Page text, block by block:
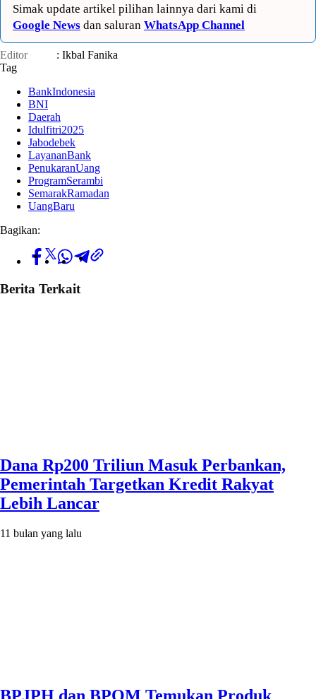
Simak update artikel pilihan lainnya dari kami di
Google News dan saluran WhatsApp Channel
Editor
: Ikbal Fanika
Tag
BankIndonesia
BNI
Daerah
Idulfitri2025
Jabodebek
LayananBank
PenukaranUang
ProgramSerambi
SemarakRamadan
UangBaru
Bagikan:
Berita Terkait
Dana Rp200 Triliun Masuk Perbankan,
Pemerintah Targetkan Kredit Rakyat
Lebih Lancar
11 bulan yang lalu
BPJPH dan BPOM Temukan Produk